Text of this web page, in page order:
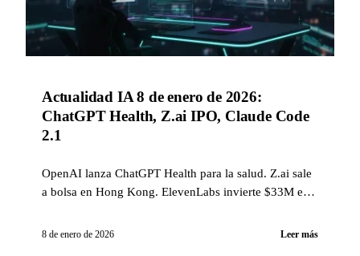
Actualidad IA 8 de enero de 2026:
ChatGPT Health, Z.ai IPO, Claude Code
2.1
OpenAI lanza ChatGPT Health para la salud. Z.ai sale
a bolsa en Hong Kong. ElevenLabs invierte $33M en
8 de enero de 2026 Leer más